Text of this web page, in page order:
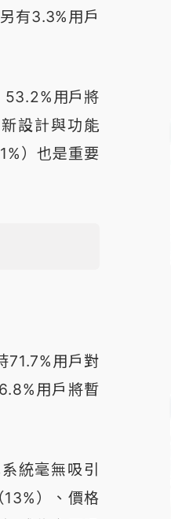
有3.3%用戶
53.2%用戶將
設計與功能
）也是重要
71.7%用戶對
用戶將暫
統毫無吸引
）、價格